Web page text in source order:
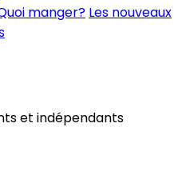
manger? Les nouveaux
et indépendants